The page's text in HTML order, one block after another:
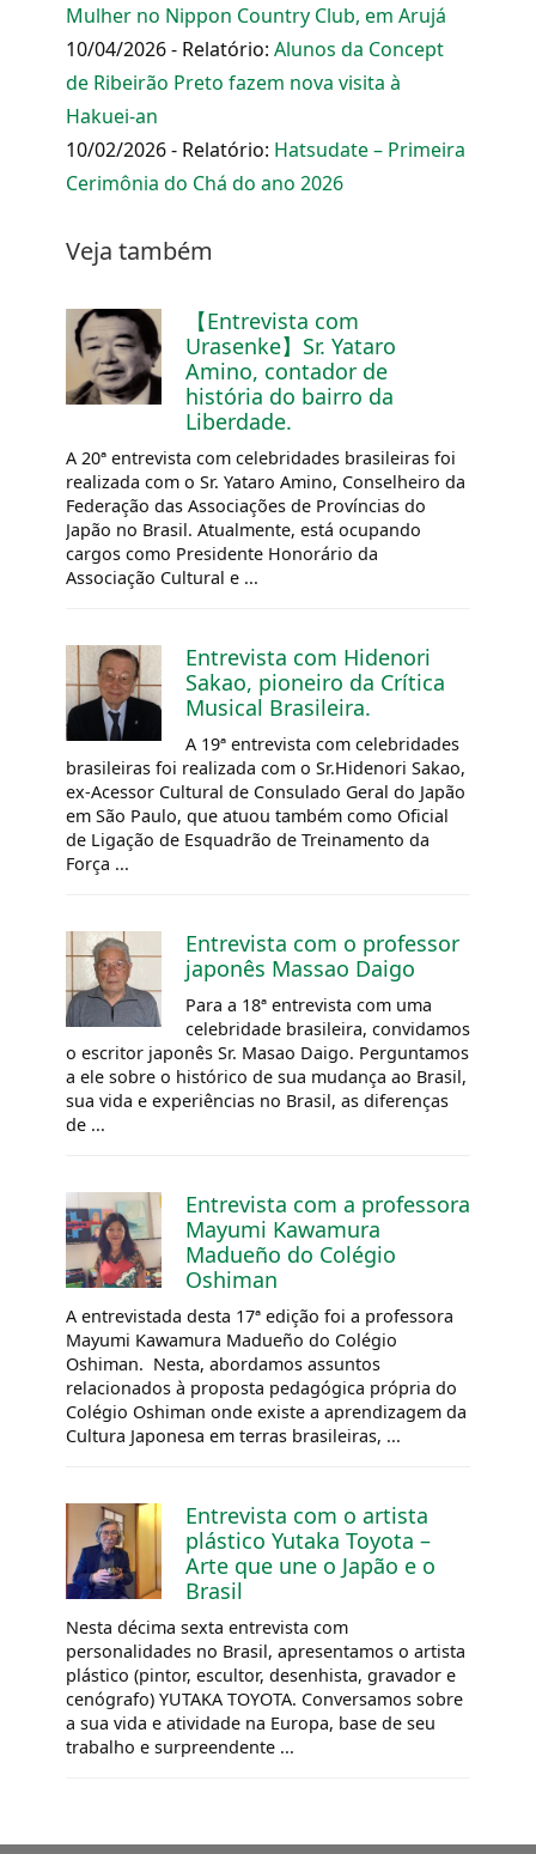
Mulher no Nippon Country Club, em Arujá
10/04/2026 - Relatório: Alunos da Concept
de Ribeirão Preto fazem nova visita à
Hakuei-an
10/02/2026 - Relatório: Hatsudate – Primeira
Cerimônia do Chá do ano 2026
Veja também
【Entrevista com
Urasenke】Sr. Yataro
Amino, contador de
história do bairro da
Liberdade.
A 20ª entrevista com celebridades brasileiras foi
realizada com o Sr. Yataro Amino, Conselheiro da
Federação das Associações de Províncias do
Japão no Brasil. Atualmente, está ocupando
cargos como Presidente Honorário da
Associação Cultural e ...
Entrevista com Hidenori
Sakao, pioneiro da Crítica
Musical Brasileira.
A 19ª entrevista com celebridades
brasileiras foi realizada com o Sr.Hidenori Sakao,
ex-Acessor Cultural de Consulado Geral do Japão
em São Paulo, que atuou também como Oficial
de Ligação de Esquadrão de Treinamento da
Força ...
Entrevista com o professor
japonês Massao Daigo
Para a 18ª entrevista com uma
celebridade brasileira, convidamos
o escritor japonês Sr. Masao Daigo. Perguntamos
a ele sobre o histórico de sua mudança ao Brasil,
sua vida e experiências no Brasil, as diferenças
de ...
Entrevista com a professora
Mayumi Kawamura
Madueño do Colégio
Oshiman
A entrevistada desta 17ª edição foi a professora
Mayumi Kawamura Madueño do Colégio
Oshiman. Nesta, abordamos assuntos
relacionados à proposta pedagógica própria do
Colégio Oshiman onde existe a aprendizagem da
Cultura Japonesa em terras brasileiras, ...
Entrevista com o artista
plástico Yutaka Toyota –
Arte que une o Japão e o
Brasil
Nesta décima sexta entrevista com
personalidades no Brasil, apresentamos o artista
plástico (pintor, escultor, desenhista, gravador e
cenógrafo) YUTAKA TOYOTA. Conversamos sobre
a sua vida e atividade na Europa, base de seu
trabalho e surpreendente ...